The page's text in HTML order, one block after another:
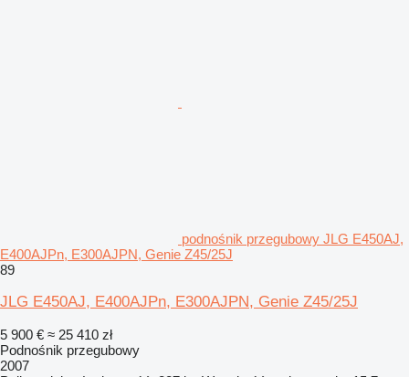
podnośnik przegubowy JLG E450AJ,
E400AJPn, E300AJPN, Genie Z45/25J
89
JLG E450AJ, E400AJPn, E300AJPN, Genie Z45/25J
5 900 € ≈ 25 410 zł
Podnośnik przegubowy
2007